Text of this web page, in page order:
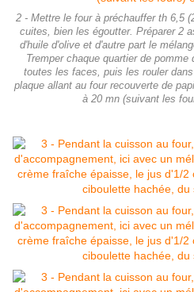
2 - Mettre le four à préchauffer th 6,5
cuites, bien les égoutter. Préparer 2
d'huile d'olive et d'autre part le
Tremper chaque quartier de
toutes les faces, puis les rouler
plaque allant au four recouverte de
à 20 mn (suivant les